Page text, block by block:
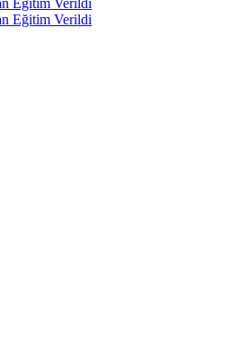
Eğitim Verildi